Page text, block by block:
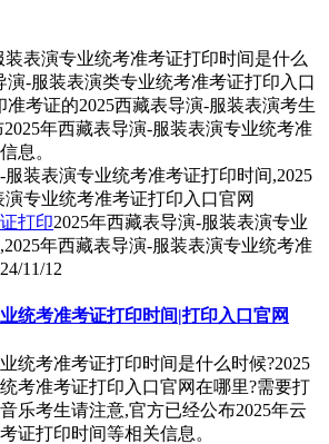
装表演专业统考准考证打印时间是什么
演-服装表演类专业统考准考证打印入口
准考证的2025西藏表导演-服装表演考生
年西藏表导演-服装表演专业统考准
息。
打印2025年西藏表导演-服装表演专业
年西藏表导演-服装表演专业统考准
11/12
统考准考证打印时间|打印入口官网
统考准考证打印时间是什么时候?2025
考准考证打印入口官网在哪里?需要打
乐考生请注意,官方已经公布2025年云
证打印时间等相关信息。